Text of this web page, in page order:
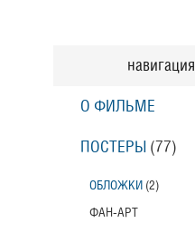
навигация
О ФИЛЬМЕ
ПОСТЕРЫ (77)
ОБЛОЖКИ (2)
ФАН-АРТ